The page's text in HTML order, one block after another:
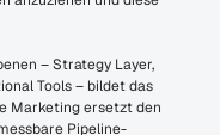
– Strategy Layer,
Tools – bildet das
Marketing ersetzt den
Pipeline-